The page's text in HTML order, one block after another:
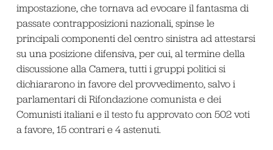
impostazione, che tornava ad evocare il fantasma di
passate contrapposizioni nazionali, spinse le
principali componenti del centro sinistra ad attestarsi
su una posizione difensiva, per cui, al termine della
discussione alla Camera, tutti i gruppi politici si
dichiararono in favore del provvedimento, salvo i
parlamentari di Rifondazione comunista e dei
Comunisti italiani e il testo fu approvato con 502 voti
a favore, 15 contrari e 4 astenuti.